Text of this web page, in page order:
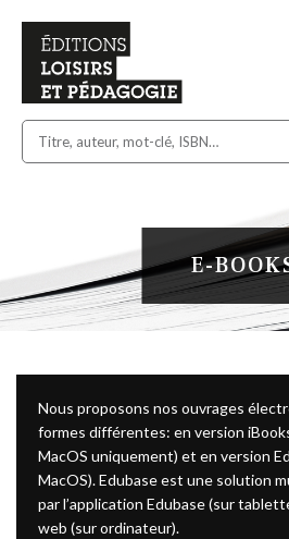
E-
Nous proposons nos ouvrages
formes différentes: en version
MacOS uniquement) et en version
MacOS). Edubase est une solution
par l’application Edubase (sur
web (sur ordinateur).